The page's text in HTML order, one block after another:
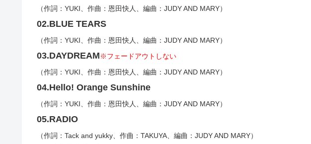
（作詞：YUKI、作曲：恩田快人、編曲：JUDY AND MARY）
02.BLUE TEARS
（作詞：YUKI、作曲：恩田快人、編曲：JUDY AND MARY）
03.DAYDREAM※フェードアウトしない
（作詞：YUKI、作曲：恩田快人、編曲：JUDY AND MARY）
04.Hello! Orange Sunshine
（作詞：YUKI、作曲：恩田快人、編曲：JUDY AND MARY）
05.RADIO
（作詞：Tack and yukky、作曲：TAKUYA、編曲：JUDY AND MARY）